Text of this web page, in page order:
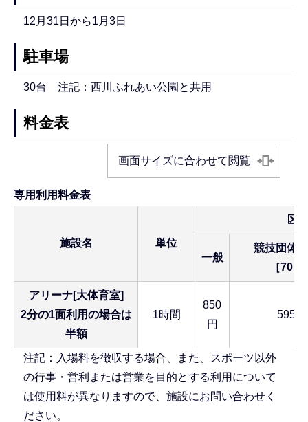
12月31日から1月3日
駐車場
30台 注記：西川ふれあい公園と共用
料金表
画面サイズに合わせて閲覧
専用利用料金表
施設名 単位
区
一般
競技団体
［70％
アリーナ[大体育室]
2分の1面利用の場合は
半額
1時間
850
円
595円
注記：入場料を徴収する場合、また、スポーツ以外
の行事・営利または営業を目的とする利用について
は使用料が異なりますので、施設にお問い合わせく
ださい。